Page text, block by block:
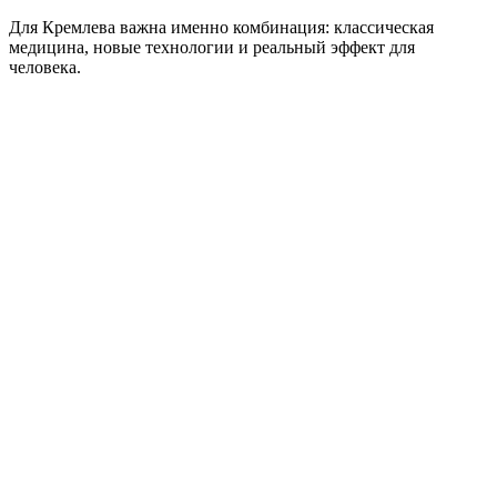
Для Кремлева важна именно комбинация: классическая
медицина, новые технологии и реальный эффект для
человека.